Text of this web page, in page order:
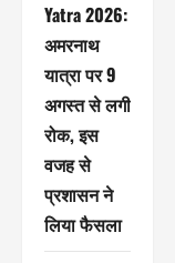
Yatra 2026:
अमरनाथ
यात्रा पर 9
अगस्त से लगी
रोक, इस
वजह से
प्रशासन ने
लिया फैसला